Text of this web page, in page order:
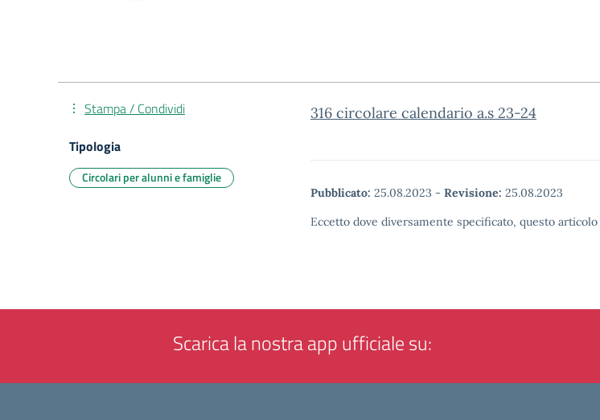
316 circolare calendario a.s 23-24
Pubblicato: 25.08.2023 - Revisione: 25.08.2023
Eccetto dove diversamente specificato, questo
Stampa / Condividi
Tipologia
Circolari per alunni e famiglie
Scarica la nostra app ufficiale su: